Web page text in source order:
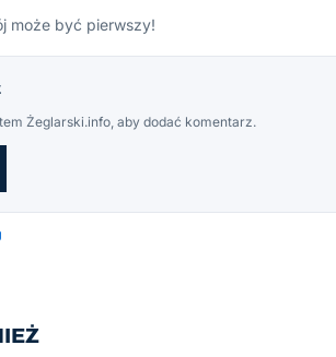
może być pierwszy!
Żeglarski.info, aby dodać komentarz.